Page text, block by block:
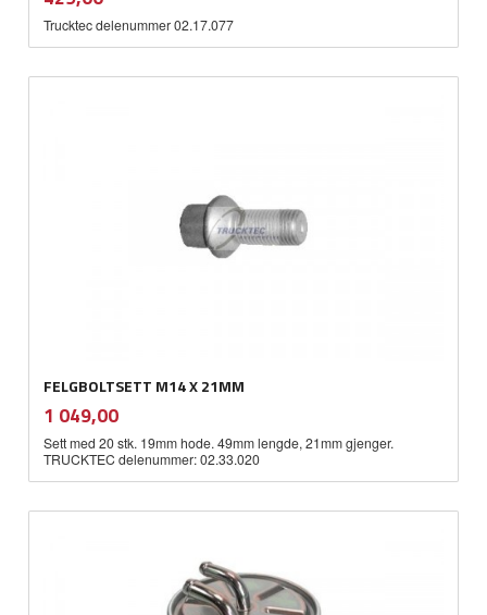
mva.
Trucktec delenummer 02.17.077
FELGBOLTSETT M14 X 21MM
Pris
1 049,00mva.
Sett med 20 stk. 19mm hode. 49mm lengde, 21mm gjenger.
TRUCKTEC delenummer: 02.33.020